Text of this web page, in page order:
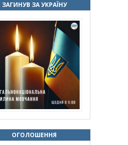
ЗАГИНУВ ЗА УКРАЇНУ
ОГОЛОШЕННЯ